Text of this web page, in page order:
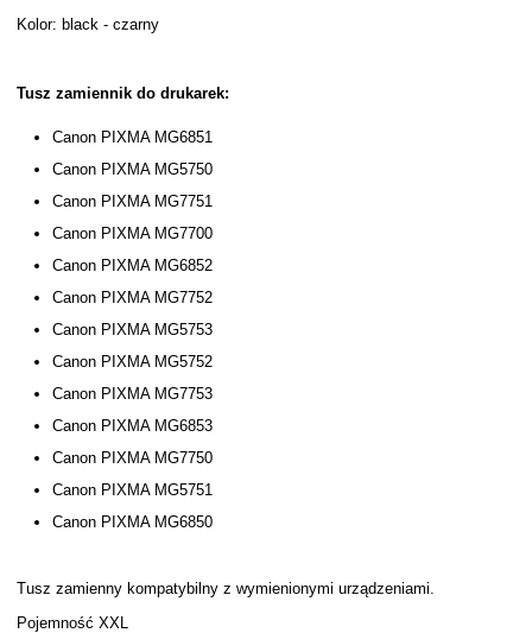
Kolor: black - czarny
Tusz zamiennik do drukarek:
Canon PIXMA MG6851
Canon PIXMA MG5750
Canon PIXMA MG7751
Canon PIXMA MG7700
Canon PIXMA MG6852
Canon PIXMA MG7752
Canon PIXMA MG5753
Canon PIXMA MG5752
Canon PIXMA MG7753
Canon PIXMA MG6853
Canon PIXMA MG7750
Canon PIXMA MG5751
Canon PIXMA MG6850
Tusz zamienny kompatybilny z wymienionymi urządzeniami.
Pojemność XXL